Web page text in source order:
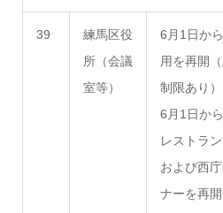
39
練馬区役
所（会議
室等）
6月1日か
用を再開
制限あり）
6月1日か
レストラ
および西
ナーを再